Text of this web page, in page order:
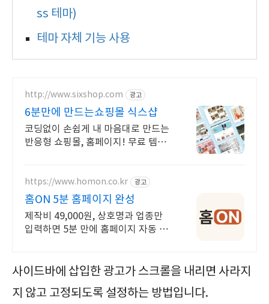
ss 테마)
테마 자체 기능 사용
http://www.sixshop.com 광고
6분만에 만드는쇼핑몰 식스샵
코딩없이 손쉽게 내 마음대로 만드는
반응형 쇼핑몰, 홈페이지! 무료 템플
https://www.homon.co.kr 광고
홈ON 5분 홈페이지 완성
제작비 49,000원, 상호명과 업종만
입력하면 5분 만에 홈페이지 자동 완
사이드바에 삽입한 광고가 스크롤을 내리면 사라지
지 않고 고정되도록 설정하는 방법입니다.